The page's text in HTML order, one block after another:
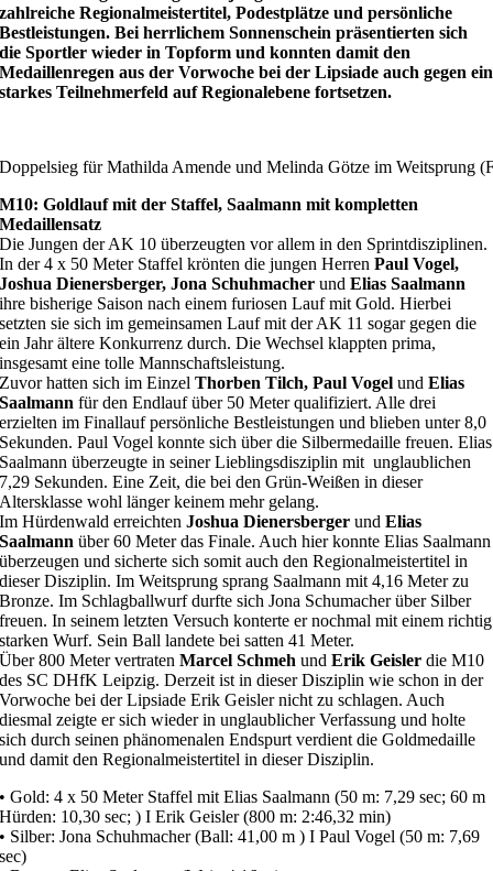
zahlreiche Regionalmeistertitel, Podestplätze und persönliche
Bestleistungen. Bei herrlichem Sonnenschein präsentierten sich
die Sportler wieder in Topform und konnten damit den
Medaillenregen aus der Vorwoche bei der Lipsiade auch gegen ein
starkes Teilnehmerfeld auf Regionalebene fortsetzen.
Doppelsieg für Mathilda Amende und Melinda Götze im Weitsprung
M10: Goldlauf mit der Staffel, Saalmann mit kompletten
Medaillensatz
Die Jungen der AK 10 überzeugten vor allem in den Sprintdisziplinen.
In der 4 x 50 Meter Staffel krönten die jungen HerrenPaul Vogel,
Joshua Dienersberger, Jona SchuhmacherundElias Saalmann
ihre bisherige Saison nach einem furiosen Lauf mit Gold. Hierbei
setzten sie sich im gemeinsamen Lauf mit der AK 11 sogar gegen die
ein Jahr ältere Konkurrenz durch. Die Wechsel klappten prima,
insgesamt eine tolle Mannschaftsleistung.
Zuvor hatten sich im EinzelThorben Tilch, Paul Vogelund Elias
Saalmann für den Endlauf über 50 Meter qualifiziert. Alle drei
erzielten im Finallauf persönliche Bestleistungen und blieben unter 8,0
Sekunden. Paul Vogel konnte sich über die Silbermedaille freuen. Elias
Saalmann überzeugte in seiner Lieblingsdisziplin mit unglaublichen
7,29 Sekunden. Eine Zeit, die bei den Grün-Weißen in dieser
Altersklasse wohl länger keinem mehr gelang.
Im Hürdenwald erreichtenJoshua DienersbergerundElias
Saalmann über 60 Meter das Finale. Auch hier konnte Elias Saalmann
überzeugen und sicherte sich somit auch den Regionalmeistertitel in
dieser Disziplin. Im Weitsprung sprang Saalmann mit 4,16 Meter zu
Bronze. Im Schlagballwurf durfte sich Jona Schumacher über Silber
freuen. In seinem letzten Versuch konterte er nochmal mit einem richtig
starken Wurf. Sein Ball landete bei satten 41 Meter.
Über 800 Meter vertratenMarcel Schmehund Erik Geisler die M10
des SC DHfK Leipzig. Derzeit ist in dieser Disziplin wie schon in der
Vorwoche bei der Lipsiade Erik Geisler nicht zu schlagen. Auch
diesmal zeigte er sich wieder in unglaublicher Verfassung und holte
sich durch seinen phänomenalen Endspurt verdient die Goldmedaille
und damit den Regionalmeistertitel in dieser Disziplin.
• Gold: 4 x 50 Meter Staffel mit Elias Saalmann (50 m: 7,29 sec; 60 m
Hürden: 10,30 sec; ) I Erik Geisler (800 m: 2:46,32 min)
• Silber: Jona Schuhmacher (Ball: 41,00 m ) I Paul Vogel (50 m: 7,69
sec)